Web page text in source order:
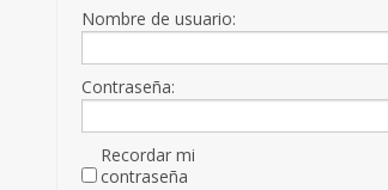
Nombre de usuario:
Contraseña:
Recordar mi
contraseña